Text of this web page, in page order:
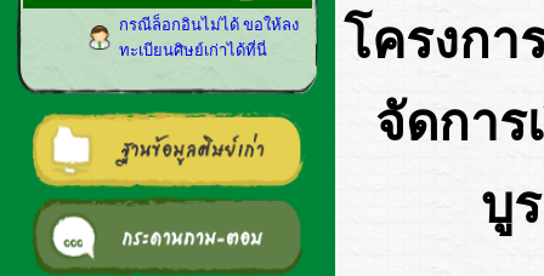
กรณีล็อกอินไม่ได้ ขอให้ลง
ทะเบียนศิษย์เก่าได้ที่นี่
โครงกา
จัดการ
บู